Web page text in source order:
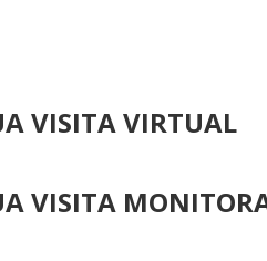
VISITA VIRTUAL
VISITA